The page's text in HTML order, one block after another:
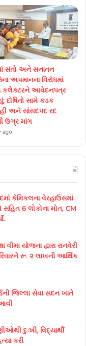
સંતો અને સનાતન
અપમાનના વિરોધમાં
કલેક્ટરને આવેદનપત્ર
દોષિતો સામે કડક
અને સાંસદપદ રદ
ઉગ્ર માંગ
ago
કેમિકલના વેરહાઉસમાં
6 લોકોના મોત, CM
યોજના દ્વારા રાનવેરી
રૂ. ૨ લાખની આર્થિક
જિલ્લા સેવા સદન ખાતે
દુઃખી, વિદ્યાર્થી
કરી